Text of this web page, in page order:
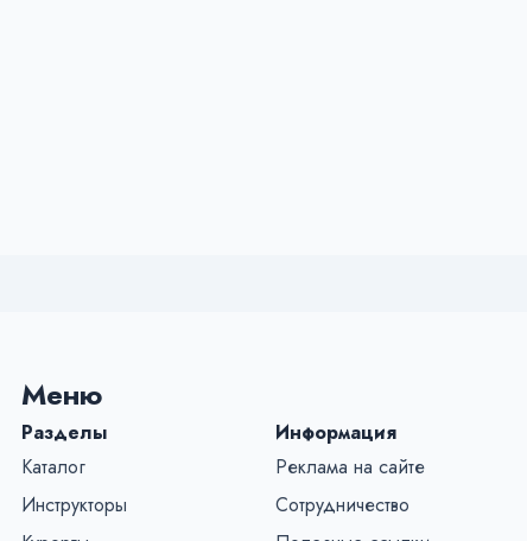
Меню
Разделы
Каталог
Инструкторы
Информация
Реклама на сайте
Сотрудничество